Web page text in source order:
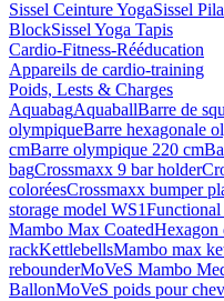
Sissel Ceinture YogaSissel
BlockSissel Yoga Tapis
Cardio-Fitness-Rééducation
Appareils de cardio-training
Poids, Lests & Charges
AquabagAquaballBarre de
olympiqueBarre hexagonale
cmBarre olympique 220 cm
bagCrossmaxx 9 bar holder
coloréesCrossmaxx bumper
storage model WS1Functional
Mambo Max CoatedHexagon
rackKettlebellsMambo max
rebounderMoVeS Mambo
BallonMoVeS poids pour